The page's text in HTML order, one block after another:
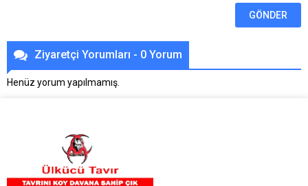
Ziyaretçi Yorumları - 0 Yorum
Henüz yorum yapılmamış.